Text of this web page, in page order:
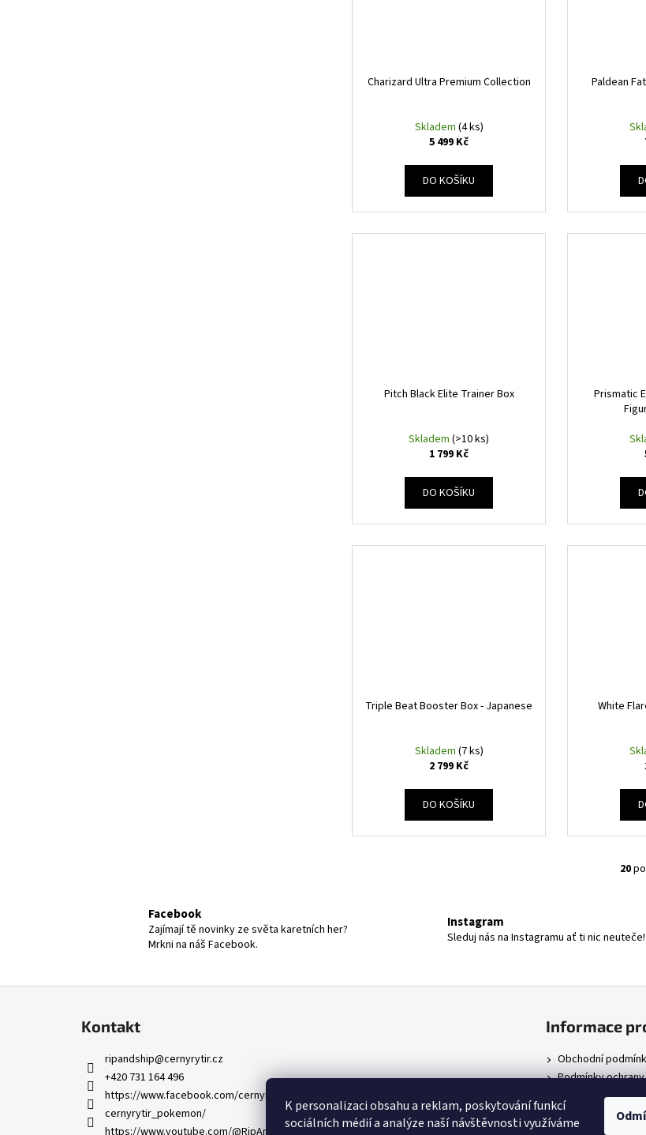
K personalizaci obsahu a reklam, poskytování funkcí
sociálních médií a analýze naší návštěvnosti využíváme
Charizard Ultra Premium Collection
Skladem (4 ks)
5 499 Kč
DO KOŠÍKU
Paldean
Pitch Black Elite Trainer Box
Skladem(>10 ks)
1 799 Kč
DO KOŠÍKU
Prismatic
Triple Beat Booster Box - Japanese
Skladem (7 ks)
2 799 Kč
DO KOŠÍKU
White
20
Facebook
Zajímají tě novinky ze světa karetních her?
Mrkni na náš Facebook.
Instagram
Sleduj nás na Instagramu ať ti nic neuteče!
Kontakt
ripandship@cernyrytir.cz
+420 731 164 496
https://www.facebook.com/cernyrytircz
cernyrytir_pokemon/
Informace
Obchodní
Podmínky